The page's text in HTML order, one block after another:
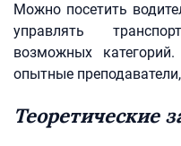
Можно посетить
управлять
возможных
опытные
Теоретические